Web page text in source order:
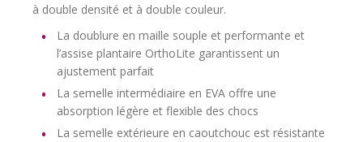
à double densité et à double couleur.
La doublure en maille souple et performante et
l’assise plantaire OrthoLite garantissent un
ajustement parfait
La semelle intermédiaire en EVA offre une
absorption légère et flexible des chocs
La semelle extérieure en caoutchouc est résistante